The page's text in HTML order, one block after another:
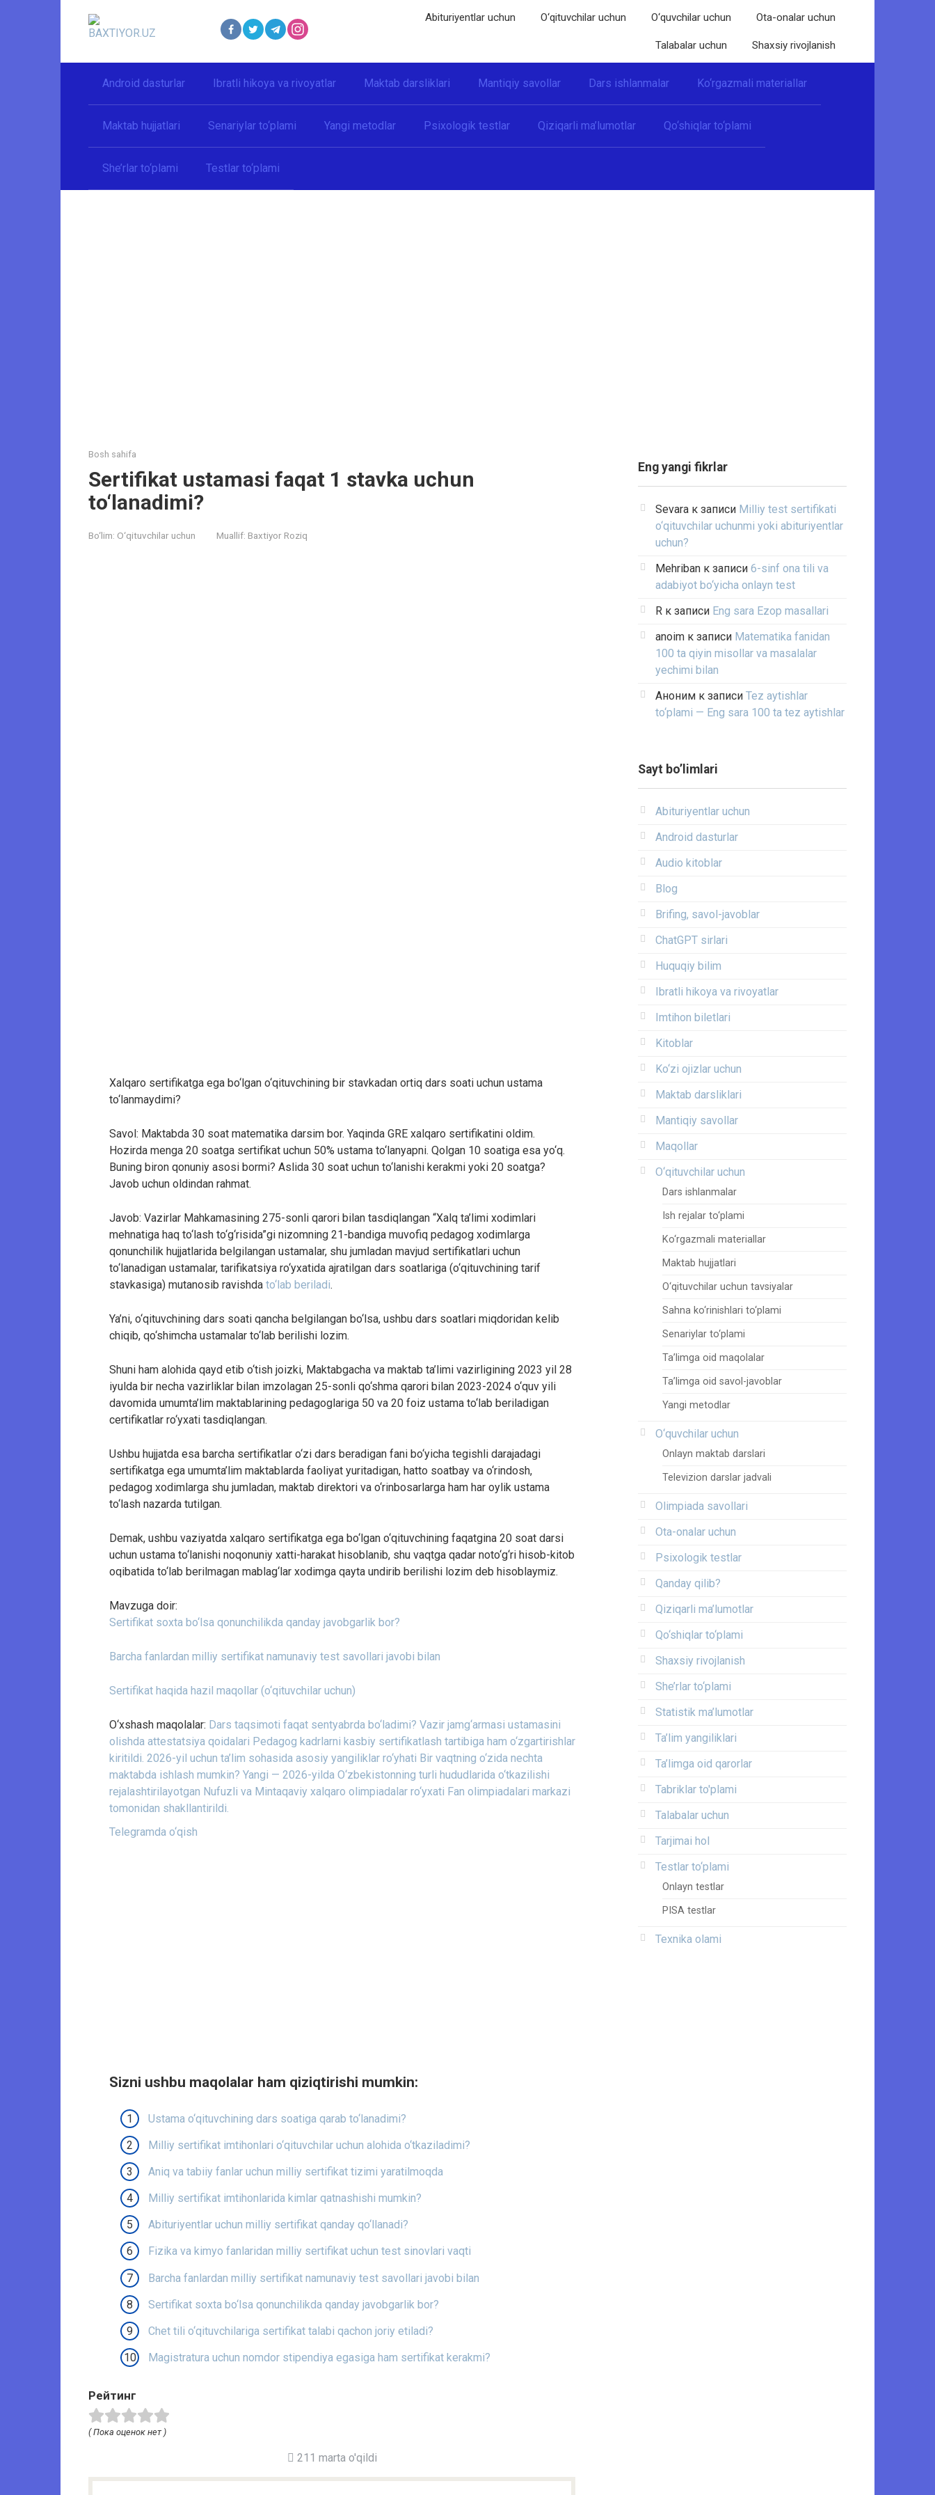
Abituriyentlar uchun O‘qituvchilar uchun O‘quvchilar uchun Ota-onalar uchun
Talabalar uchun Shaxsiy rivojlanish
Android dasturlar Ibratli hikoya va rivoyatlar Maktab darsliklari Mantiqiy savollar Dars ishlanmalar Ko‘rgazmali materiallar
Maktab hujjatlari Senariylar to‘plami Yangi metodlar Psixologik testlar Qiziqarli ma’lumotlar Qo‘shiqlar to‘plami
She’rlar to‘plami Testlar to‘plami
Bosh sahifa
Sertifikat ustamasi faqat 1 stavka uchun
to‘lanadimi?
Bo‘lim: O‘qituvchilar uchun Muallif: Baxtiyor Roziq
Xalqaro sertifikatga ega bo‘lgan o‘qituvchining bir stavkadan ortiq dars soati uchun ustama
to‘lanmaydimi?
Savol: Maktabda 30 soat matematika darsim bor. Yaqinda GRE xalqaro sertifikatini oldim.
Hozirda menga 20 soatga sertifikat uchun 50% ustama to‘lanyapni. Qolgan 10 soatiga esa yo‘q.
Buning biron qonuniy asosi bormi? Aslida 30 soat uchun to‘lanishi kerakmi yoki 20 soatga?
Javob uchun oldindan rahmat.
Javob: Vazirlar Mahkamasining 275-sonli qarori bilan tasdiqlangan “Xalq ta’limi xodimlari
mehnatiga haq to‘lash to‘g‘risida”gi nizomning 21-bandiga muvofiq pedagog xodimlarga
qonunchilik hujjatlarida belgilangan ustamalar, shu jumladan mavjud sertifikatlari uchun
to‘lanadigan ustamalar, tarifikatsiya ro‘yxatida ajratilgan dars soatlariga (o‘qituvchining tarif
stavkasiga) mutanosib ravishda to‘lab beriladi.
Ya’ni, o‘qituvchining dars soati qancha belgilangan bo‘lsa, ushbu dars soatlari miqdoridan kelib
chiqib, qo‘shimcha ustamalar to‘lab berilishi lozim.
Shuni ham alohida qayd etib o‘tish joizki, Maktabgacha va maktab ta’limi vazirligining 2023 yil 28
iyulda bir necha vazirliklar bilan imzolagan 25-sonli qo‘shma qarori bilan 2023-2024 o‘quv yili
davomida umumta’lim maktablarining pedagoglariga 50 va 20 foiz ustama to‘lab beriladigan
certifikatlar ro‘yxati tasdiqlangan.
Ushbu hujjatda esa barcha sertifikatlar o‘zi dars beradigan fani bo‘yicha tegishli darajadagi
sertifikatga ega umumta’lim maktablarda faoliyat yuritadigan, hatto soatbay va o‘rindosh,
pedagog xodimlarga shu jumladan, maktab direktori va o‘rinbosarlarga ham har oylik ustama
to‘lash nazarda tutilgan.
Demak, ushbu vaziyatda xalqaro sertifikatga ega bo‘lgan o‘qituvchining faqatgina 20 soat darsi
uchun ustama to‘lanishi noqonuniy xatti-harakat hisoblanib, shu vaqtga qadar noto‘g‘ri hisob-kitob
oqibatida to‘lab berilmagan mablag‘lar xodimga qayta undirib berilishi lozim deb hisoblaymiz.
Mavzuga doir:
Sertifikat soxta bo‘lsa qonunchilikda qanday javobgarlik bor?
Barcha fanlardan milliy sertifikat namunaviy test savollari javobi bilan
Sertifikat haqida hazil maqollar (o‘qituvchilar uchun)
O‘xshash maqolalar: Dars taqsimoti faqat sentyabrda bo‘ladimi? Vazir jamg‘armasi ustamasini
olishda attestatsiya qoidalari Pedagog kadrlarni kasbiy sertifikatlash tartibiga ham o‘zgartirishlar
kiritildi. 2026-yil uchun ta’lim sohasida asosiy yangiliklar ro‘yhati Bir vaqtning o‘zida nechta
maktabda ishlash mumkin? Yangi — 2026-yilda O‘zbekistonning turli hududlarida o‘tkazilishi
rejalashtirilayotgan Nufuzli va Mintaqaviy xalqaro olimpiadalar ro‘yxati Fan olimpiadalari markazi
tomonidan shakllantirildi.
Telegramda o‘qish
Sizni ushbu maqolalar ham qiziqtirishi mumkin:
Ustama o‘qituvchining dars soatiga qarab to‘lanadimi?
Milliy sertifikat imtihonlari o‘qituvchilar uchun alohida o‘tkaziladimi?
Aniq va tabiiy fanlar uchun milliy sertifikat tizimi yaratilmoqda
Milliy sertifikat imtihonlarida kimlar qatnashishi mumkin?
Abituriyentlar uchun milliy sertifikat qanday qo‘llanadi?
Fizika va kimyo fanlaridan milliy sertifikat uchun test sinovlari vaqti
Barcha fanlardan milliy sertifikat namunaviy test savollari javobi bilan
Sertifikat soxta bo‘lsa qonunchilikda qanday javobgarlik bor?
Chet tili o‘qituvchilariga sertifikat talabi qachon joriy etiladi?
Magistratura uchun nomdor stipendiya egasiga ham sertifikat kerakmi?
Рейтинг
( Пока оценок нет )
211 marta o'qildi
Eng yangi fikrlar
Sevara к записи Milliy test sertifikati
o‘qituvchilar uchunmi yoki abituriyentlar
uchun?
Mehriban к записи 6-sinf ona tili va
adabiyot bo‘yicha onlayn test
R к записи Eng sara Ezop masallari
anoim к записи Matematika fanidan
100 ta qiyin misollar va masalalar
yechimi bilan
Аноним к записи Tez aytishlar
to‘plami — Eng sara 100 ta tez aytishlar
Sayt bo’limlari
Abituriyentlar uchun
Android dasturlar
Audio kitoblar
Blog
Brifing, savol-javoblar
ChatGPT sirlari
Huquqiy bilim
Ibratli hikoya va rivoyatlar
Imtihon biletlari
Kitoblar
Ko‘zi ojizlar uchun
Maktab darsliklari
Mantiqiy savollar
Maqollar
O‘qituvchilar uchun
Dars ishlanmalar
Ish rejalar to‘plami
Ko‘rgazmali materiallar
Maktab hujjatlari
O‘qituvchilar uchun tavsiyalar
Sahna ko‘rinishlari to‘plami
Senariylar to‘plami
Ta’limga oid maqolalar
Ta’limga oid savol-javoblar
Yangi metodlar
O‘quvchilar uchun
Onlayn maktab darslari
Televizion darslar jadvali
Olimpiada savollari
Ota-onalar uchun
Psixologik testlar
Qanday qilib?
Qiziqarli ma’lumotlar
Qo‘shiqlar to‘plami
Shaxsiy rivojlanish
She’rlar to‘plami
Statistik ma’lumotlar
Ta’lim yangiliklari
Ta’limga oid qarorlar
Tabriklar to'plami
Talabalar uchun
Tarjimai hol
Testlar to‘plami
Onlayn testlar
PISA testlar
Texnika olami